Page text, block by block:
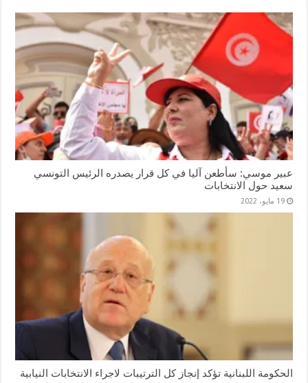
عبير موسي: سأطعن آليا في كل قرار يصدره الرئيس التونسي
سعيد حول الانتخابات
19 مايو، 2022
الحكومة اللبنانية تؤكد إنجاز كل الترتيبات لاجراء الانتخابات النيابية